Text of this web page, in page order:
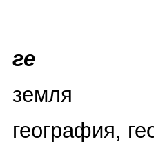
ге
земля
география,